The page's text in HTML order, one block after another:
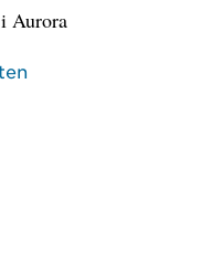
Aurora